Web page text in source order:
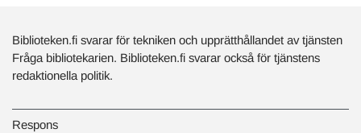
Biblioteken.fi svarar för tekniken och upprätthållandet av tjänsten
Fråga bibliotekarien. Biblioteken.fi svarar också för tjänstens
redaktionella politik.
Respons